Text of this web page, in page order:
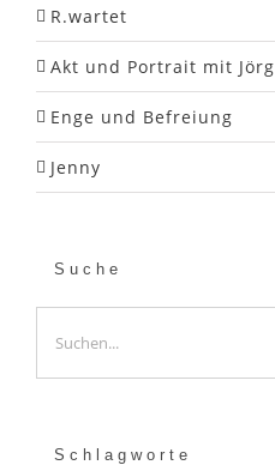
R.wartet
Akt und Portrait mit Jörg
Enge und Befreiung
Jenny
Suche
nach:
Schlagworte